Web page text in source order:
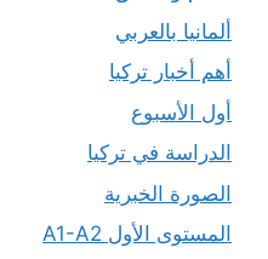
ألمانيا بالعربي
أهم أخبار تركيا
أول الأسبوع
الدراسة في تركيا
الصورة الخبرية
المستوى الأول A1-A2